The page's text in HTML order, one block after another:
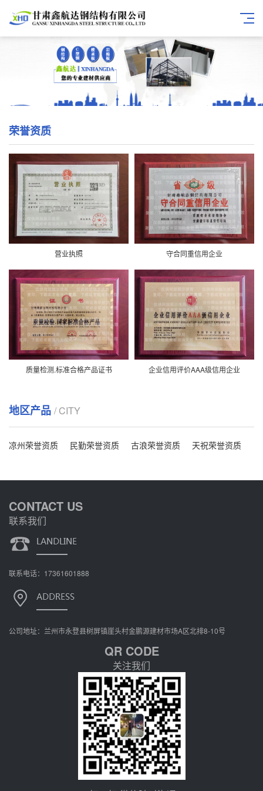
荣誉资质
营业执照 守合同重信用企业
质量检测.标准合格产品证书 企业信用评价AAA级信用企业
地区产品 / CITY
凉州荣誉资质 民勤荣誉资质 古浪荣誉资质 天祝荣誉资质
CONTACT US
联系我们
联系电话：17361601888
公司地址：兰州市永登县树屏镇崖头村金鹏源建材市场A区北排8-10号
QR CODE
关注我们